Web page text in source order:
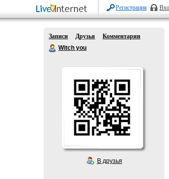
Регистрация
Записи Друзья
Комментарии
Witch you
В друзья